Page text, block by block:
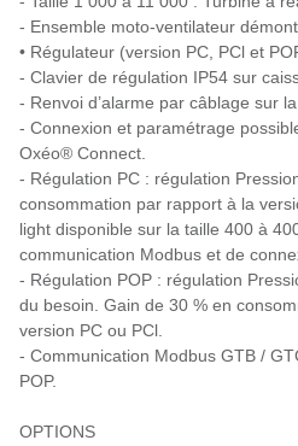
- Ensemble moto-ventilateur
• Régulateur (version PC, PCl et
- Clavier de régulation IP54 sur
- Renvoi d’alarme par câblage sur
- Connexion et paramétrage
Oxéo® Connect.
- Régulation PC : régulation
consommation par rapport à la
light disponible sur la taille 400 à
communication Modbus et de
- Régulation POP : régulation
du besoin. Gain de 30 % en
version PC ou PCl.
- Communication Modbus GTB /
POP.
OPTIONS